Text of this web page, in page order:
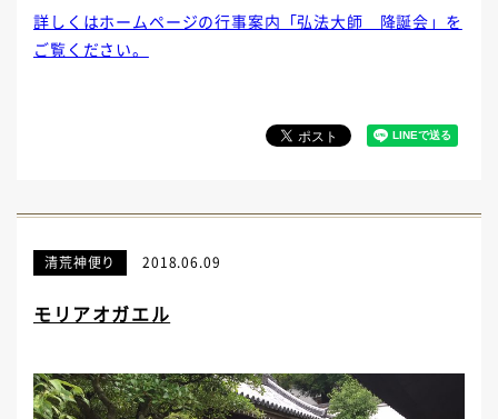
詳しくはホームページの行事案内「弘法大師 降誕会」を
ご覧ください。
清荒神便り 2018.06.09
モリアオガエル